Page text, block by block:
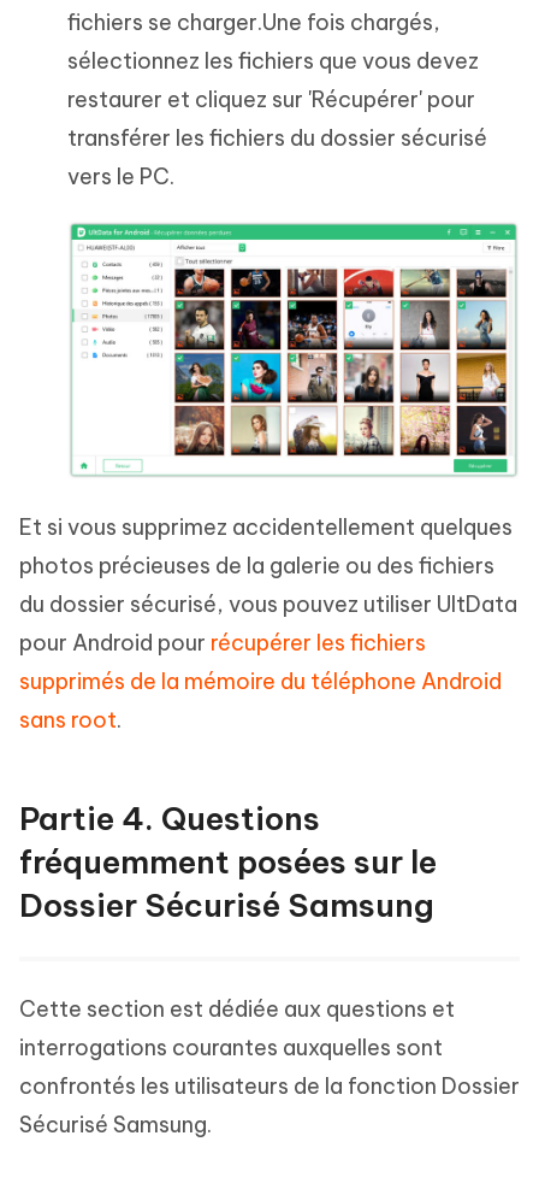
fichiers se charger.Une fois chargés,
sélectionnez les fichiers que vous devez
restaurer et cliquez sur 'Récupérer' pour
transférer les fichiers du dossier sécurisé
vers le PC.
Et si vous supprimez accidentellement quelques
photos précieuses de la galerie ou des fichiers
du dossier sécurisé, vous pouvez utiliser UltData
pour Android pour récupérer les fichiers
supprimés de la mémoire du téléphone Android
sans root.
Partie 4. Questions
fréquemment posées sur le
Dossier Sécurisé Samsung
Cette section est dédiée aux questions et
interrogations courantes auxquelles sont
confrontés les utilisateurs de la fonction Dossier
Sécurisé Samsung.